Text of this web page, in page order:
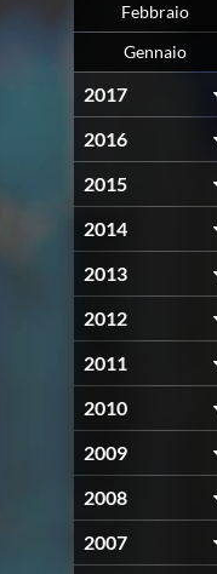
Febbraio
Gennaio
2017
2016
2015
2014
2013
2012
2011
2010
2009
2008
2007